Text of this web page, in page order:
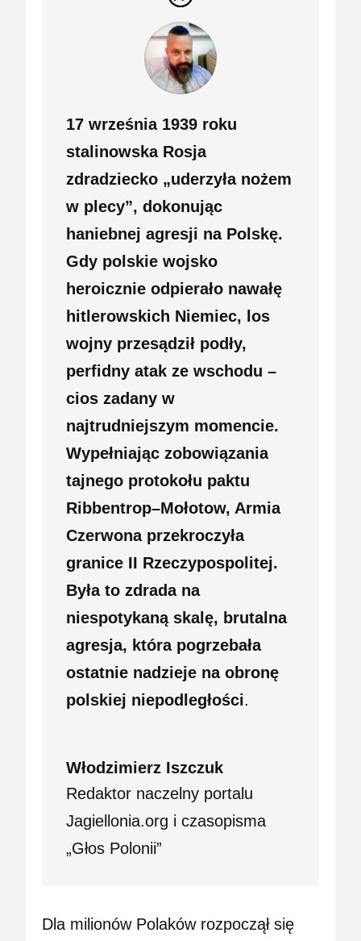
17 września 1939 roku
stalinowska Rosja
zdradziecko „uderzyła nożem
w plecy”, dokonując
haniebnej agresji na Polskę.
Gdy polskie wojsko
heroicznie odpierało nawałę
hitlerowskich Niemiec, los
wojny przesądził podły,
perfidny atak ze wschodu –
cios zadany w
najtrudniejszym momencie.
Wypełniając zobowiązania
tajnego protokołu paktu
Ribbentrop–Mołotow, Armia
Czerwona przekroczyła
granice II Rzeczypospolitej.
Była to zdrada na
niespotykaną skalę, brutalna
agresja, która pogrzebała
ostatnie nadzieje na obronę
polskiej niepodległości.
Włodzimierz Iszczuk
Redaktor naczelny portalu
Jagiellonia.org i czasopisma
„Głos Polonii”
Dla milionów Polaków rozpoczął się